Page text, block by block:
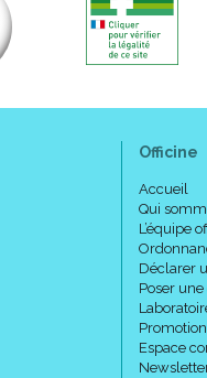
Officine
Accueil
Qui
L’équipe
Déclarer
Poser
Espace